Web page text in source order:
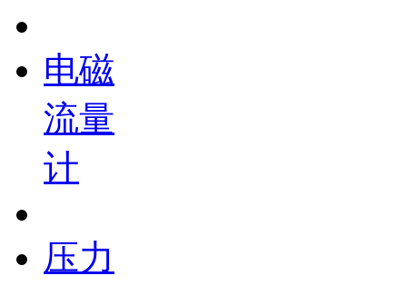
电磁
流量
计
压力